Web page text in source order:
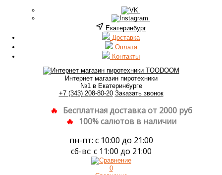
Екатеринбург
Доставка
Оплата
Контакты
Интернет магазин пиротехники
№1 в Екатеринбурге
+7 (343) 208-80-20 Заказать звонок
Бесплатная доставка от 2000 руб
100% салютов в наличии
пн-пт: с 10:00 до 21:00
сб-вс: с 11:00 до 21:00
0